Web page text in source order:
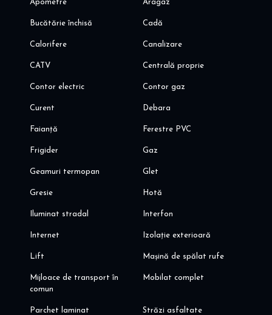
Apometre Aragaz
Bucătărie închisă Cadă
Calorifere Canalizare
CATV Centrală proprie
Contor electric Contor gaz
Curent Debara
Faianță Ferestre PVC
Frigider Gaz
Geamuri termopan Glet
Gresie Hotă
Iluminat stradal Interfon
Internet Izolație exterioară
Lift Mașină de spălat rufe
Mijloace de transport în
comun
Mobilat complet
Parchet laminat Străzi asfaltate